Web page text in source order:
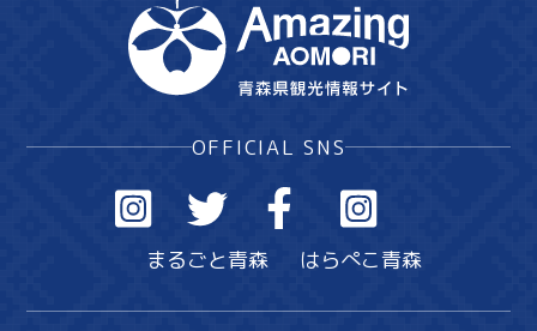
OFFICIAL SNS
まるごと青森 はらぺこ青森